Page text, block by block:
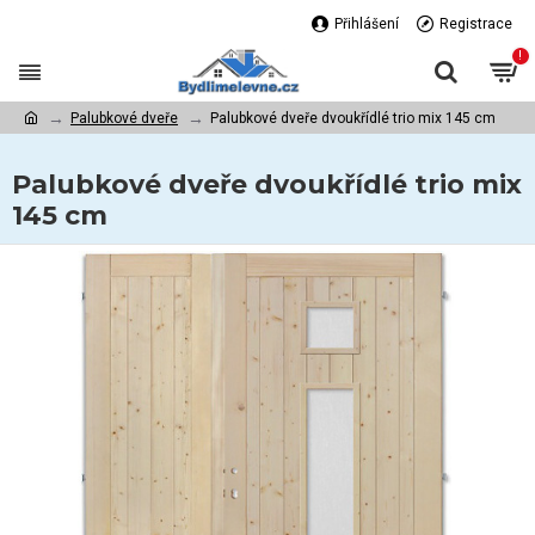
Přihlášení Registrace
!
Palubkové dveře Palubkové dveře dvoukřídlé trio mix 145 cm
Palubkové dveře dvoukřídlé trio mix
145 cm